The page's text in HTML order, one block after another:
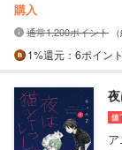
購入
通常1,200ポイント
1%還元 ：6ポイン